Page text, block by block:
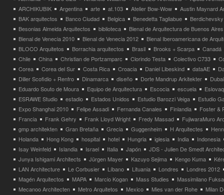
ARCHIKUBIK
Argentina arte at.103 Atelier Bow-Wow
Austin Maynard
BAK arquitectos
Banco Ciudad Belgica Benedetta Tagliabue
Besonias Almeida Arquitectos
biblioteca
Bienal de Arquitectura de Buenos Aires
Bienal de Venecia 2010
Bienal de Venecia 2012
Bienal Iberoamericana de
BLOCO Arquitetos
Borrachia arquitectos Brasil Brooks + Scarpa
Canadá
Chile
China Christian de Portzamparc Clorindo Testa Colectivo C733
Corea
Corea del Sur Costa Rica Croacia Daniel Libeskind dataAE
Diller Scofidio + Renfro
Dinamarca diseño Dorte Mandrup Arkitekter
Dubai
Eduardo Souto de Moura
Equipo de Arquitectura Escocia escuela
ESRAWE Studio
estadio Estados Unidos Estudio Barozzi Veiga
Estudio
Expo Shanghai 2010
Felipe Assadi Fernanda Canales Finlandia
Foster &
Francia
Frank Gehry Frank Lloyd Wright Fredy Massad
FujiwaraMuro
gmp architekten
Gran Bretaña Grecia Guggenheim H Arquitectes
Holanda
Hong Kong hospital hotel Hungria iglesia India
Indonesia
Isay Weinfeld
Islandia Israel Italia Japón
JDS - Julien De Smedt
Junya Ishigami Architects
Jürgen Mayer Kazuyo Sejima Kengo Kuma
LAN Architecture
Le Corbusier Líbano Lituania Londres
Londres 2012
Magén Arquitectos
MAPA Marcio Kogan Mass Studies
Massimilano
Mecanoo Architecten
Metro Arquitetos Mexico Mies van der Rohe
Milan